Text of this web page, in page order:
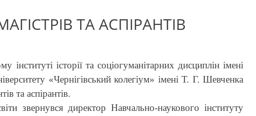
ТА АСПІРАНТІВ
історії та соціогуманітарних дисциплін імені
«Чернігівський колегіум» імені Т. Г. Шевченка
та аспірантів.
звернувся директор Навчально-наукового інституту